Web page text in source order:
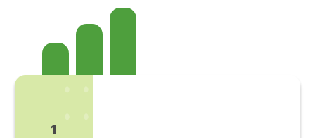
২য় বর্ষ চূড়ান্ত পরীক্ষার মার্কসীট, জুন-২০২৩ইং
1